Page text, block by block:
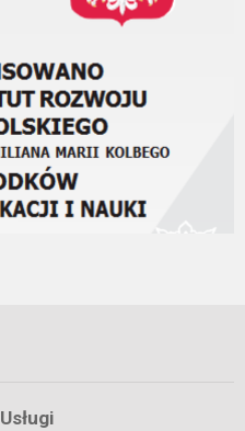
Usługi